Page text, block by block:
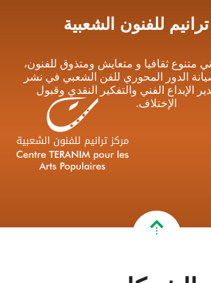
للفنون الشعبية
متنوع ثقافيا و متعايش ومتذوق للفنون،
الدور المحوري للفن الشعبي في نشر
الإبداع الفني والتفكير النقدي وقبول
الإختلاف.